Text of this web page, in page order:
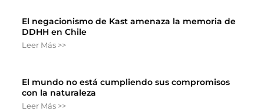
El negacionismo de Kast amenaza la memoria de
DDHH en Chile
Leer Más >>
El mundo no está cumpliendo sus compromisos
con la naturaleza
Leer Más >>